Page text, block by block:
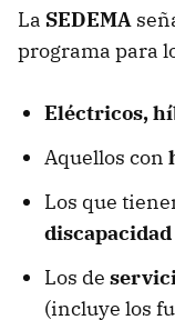
La SEDEMA
programa para
Eléctricos,
Aquellos con
Los que
discapacidad
Los de
(incluye los